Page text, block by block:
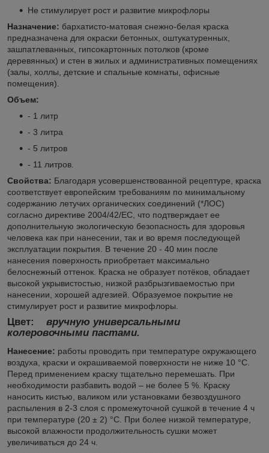
Не стимулирует рост и развитие микрофлоры
Назначение: бархатисто-матовая снежно-белая краска
предназначена для окраски бетонных, оштукатуренных,
зашпатлеванных, гипсокартонных потолков (кроме
деревянных) и стен в жилых и административных помещениях
(залы, холлы, детские и спальные комнаты, офисные
помещения).
Объем:
- 1 литр
- 3 литра
- 5 литров
- 11 литров.
Свойства: Благодаря усовершенствованной рецептуре, краска
соответствует европейским требованиям по минимальному
содержанию летучих органических соединений (*ЛОС)
согласно директиве 2004/42/ЕС, что подтверждает ее
дополнительную экологическую безопасность для здоровья
человека как при нанесении, так и во время последующей
эксплуатации покрытия. В течение 20 - 40 мин после
нанесения поверхность приобретает максимально
белоснежный оттенок. Краска не образует потёков, обладает
высокой укрывистостью, низкой разбрызгиваемостью при
нанесении, хорошей адгезией. Образуемое покрытие не
стимулирует рост и развитие микрофлоры.
Цвет: вручную универсальными
колеровочными пастами.
Нанесение: работы проводить при температуре окружающего
воздуха, краски и окрашиваемой поверхности не ниже 10 °С.
Перед применением краску тщательно перемешать. При
необходимости разбавить водой – не более 5 %. Краску
наносить кистью, валиком или установками безвоздушного
распыления в 2-3 слоя с промежуточной сушкой в течение 4 ч
при температуре (20 ± 2) °С. При более низкой температуре,
высокой влажности продолжительность сушки может
увеличиваться до 24 ч.